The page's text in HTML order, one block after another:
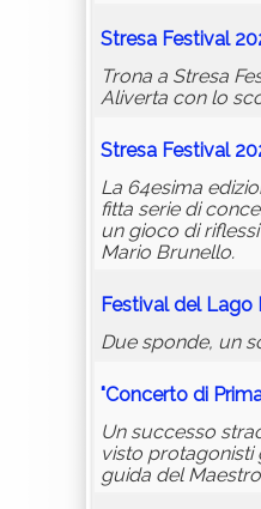
Stresa Festival
Trona a Stresa
Aliverta con lo
Stresa Festival
La 64esima
fitta serie di
un gioco di
Mario Brunello.
Festival del Lago
Due sponde, un
"Concerto di
Un successo
visto protagonisti
guida del